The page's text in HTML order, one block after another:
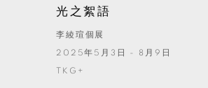
光之絮語
李綾瑄個展
2025年5月3日 - 8月9日
TKG+